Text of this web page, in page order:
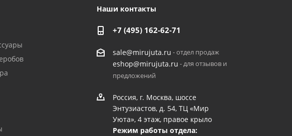
Наши контакты
+7 (495) 162-62-71
sale@mirujuta.ru - отдел продаж
eshop@mirujuta.ru - для отзывов и
предложений
Россия, г. Москва, шоссе
Энтузиастов, д. 54, ТЦ «Мир
Уюта», 4 этаж, правое крыло
Режим работы отдела: